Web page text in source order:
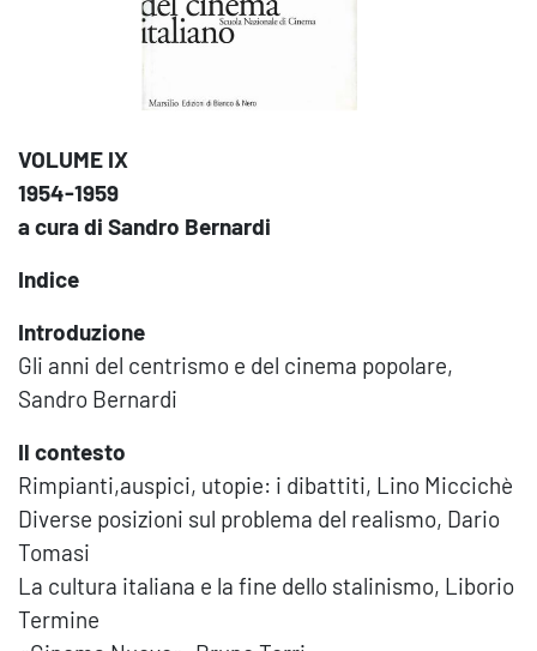
VOLUME IX
1954-1959
a cura di Sandro Bernardi
Indice
Introduzione
Gli anni del centrismo e del cinema popolare,
Sandro Bernardi
Il contesto
Rimpianti,auspici, utopie: i dibattiti, Lino Miccichè
Diverse posizioni sul problema del realismo, Dario
Tomasi
La cultura italiana e la fine dello stalinismo, Liborio
Termine